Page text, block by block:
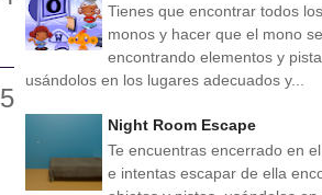
Tienes que encontrar todos
monos y hacer que el mono
encontrando elementos y
usándolos en los lugares adecuados y...
Night Room Escape
Te encuentras encerrado en
e intentas escapar de ella